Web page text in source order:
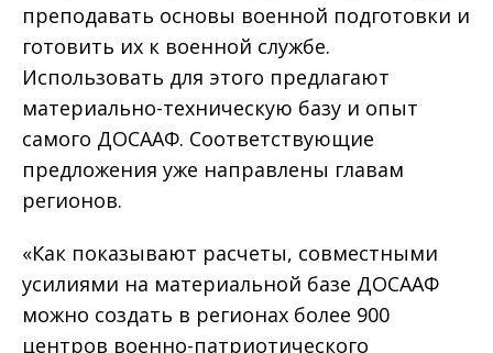
преподавать основы военной подготовки и
готовить их к военной службе.
Использовать для этого предлагают
материально-техническую базу и опыт
самого ДОСААФ. Соответствующие
предложения уже направлены главам
регионов.
«Как показывают расчеты, совместными
усилиями на материальной базе ДОСААФ
можно создать в регионах более 900
центров военно-патриотического